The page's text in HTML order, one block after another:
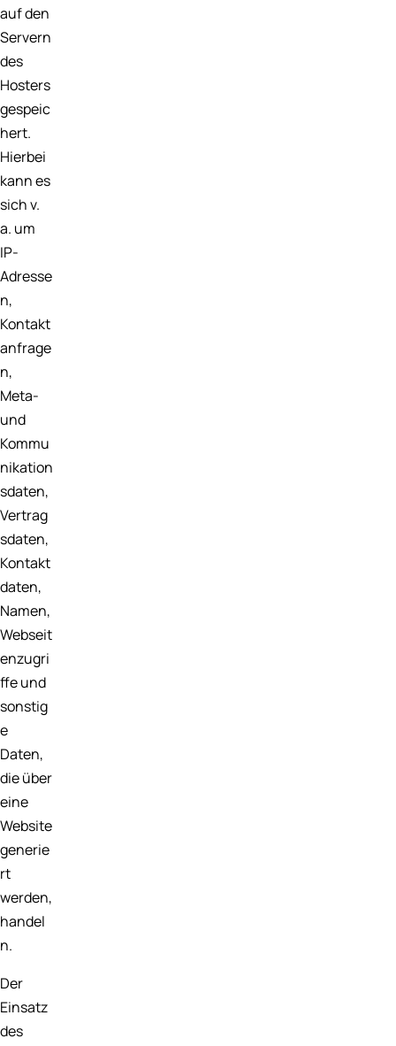
auf den
Servern
des
Hosters
gespeic
hert.
Hierbei
kann es
sich v.
a. um
IP-
Adresse
n,
Kontakt
anfrage
n,
Meta-
und
Kommu
nikation
sdaten,
Vertrag
sdaten,
Kontakt
daten,
Namen,
Webseit
enzugri
ffe und
sonstig
e
Daten,
die über
eine
Website
generie
rt
werden,
handel
n.
Der
Einsatz
des